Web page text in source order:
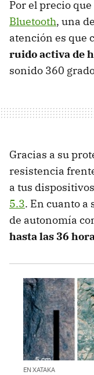
Por el precio
Bluetooth, una
atención es que
ruido activa de
sonido 360
Gracias a su
resistencia
a tus
5.3. En cuanto a
de autonomía
hasta las 36
EN XATAKA